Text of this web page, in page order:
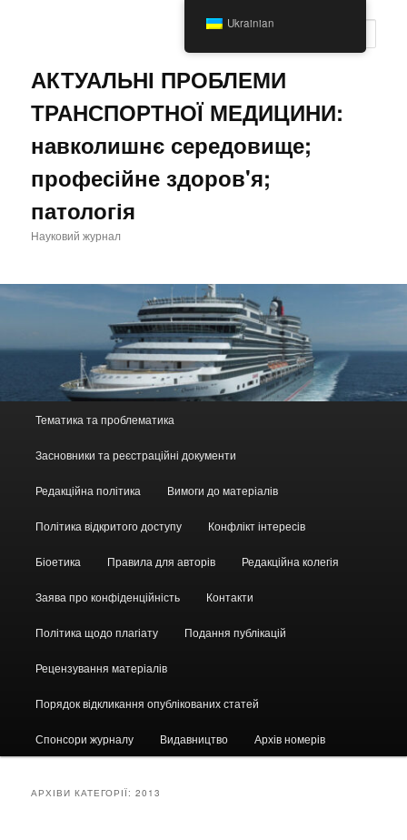
АКТУАЛЬНІ ПРОБЛЕМИ
ТРАНСПОРТНОЇ МЕДИЦИНИ:
навколишнє середовище;
професійне здоров'я;
патологія
Науковий журнал
Тематика та проблематика
Засновники та реєстраційні документи
Редакційна політика Вимоги до матеріалів
Політика відкритого доступу Конфлікт інтересів
Біоетика Правила для авторів Редакційна колегія
Заява про конфіденційність Контакти
Політика щодо плагіату Подання публікацій
Рецензування матеріалів
Порядок відкликання опублікованих статей
Спонсори журналу Видавництво Архів номерів
АРХІВИ КАТЕГОРІЇ:2013
Ukrainian